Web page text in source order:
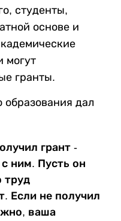
студенты,
основе и
могут
гранты.
дал
грант -
ним. Пусть он
труд
Если не получил
ваша